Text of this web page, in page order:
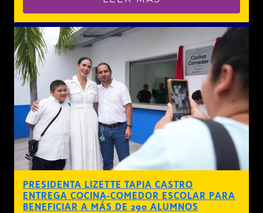
PRESIDENTA LIZETTE TAPIA CASTRO
ENTREGA COCINA-COMEDOR ESCOLAR PARA
BENEFICIAR A MÁS DE 290 ALUMNOS